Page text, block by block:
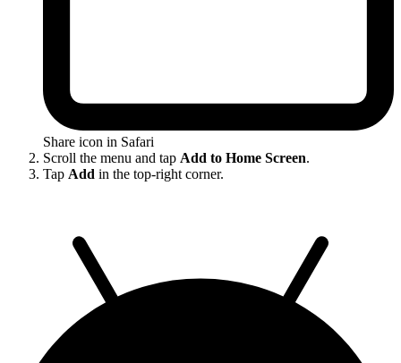
Share icon in Safari
Scroll the menu and tap Add to Home Screen.
Tap Add in the top-right corner.